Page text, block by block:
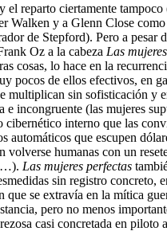
el reparto ciertamente
Walken y a Glenn Close
de Stepford). Pero a pesar
Oz a la cabeza Las
cosas, lo hace en la
pocos de ellos efectivos, en
multiplican sin sofisticación y
e incongruente (las mujeres
cibernético interno que las
automáticos que escupen
volverse humanas con un
Las mujeres perfectas
sin registro concreto,
que se extravía en la mítica
pero no menos
casi concretada en piloto